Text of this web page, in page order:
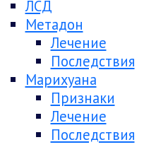
ЛСД
Метадон
Лечение
Последствия
Марихуана
Признаки
Лечение
Последствия